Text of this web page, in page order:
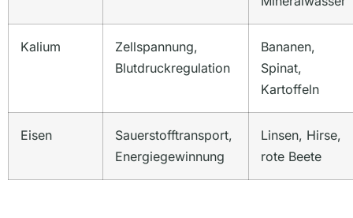
Kalium
Zellspannung,
Blutdruckregulation
Bananen,
Spinat,
Kartoffeln
Eisen
Sauerstofftransport,
Energiegewinnung
Linsen, Hirse,
rote Beete